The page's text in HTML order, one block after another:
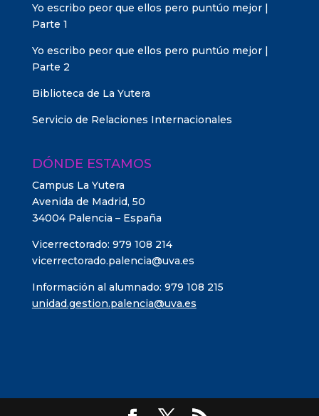
Yo escribo peor que ellos pero puntúo mejor |
Parte 1
Yo escribo peor que ellos pero puntúo mejor |
Parte 2
Biblioteca de La Yutera
Servicio de Relaciones Internacionales
DÓNDE ESTAMOS
Campus La Yutera
Avenida de Madrid, 50
34004 Palencia – España
Vicerrectorado: 979 108 214
vicerrectorado.palencia@uva.es
Información al alumnado: 979 108 215
unidad.gestion.palencia@uva.es